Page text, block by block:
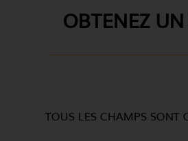
OBTENEZ
TOUS LES CHAMPS SONT